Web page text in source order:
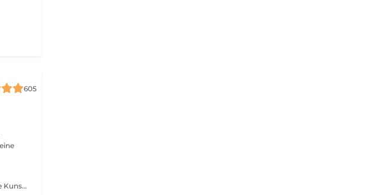
605
1x1 Technik Bei der sogenannten 1:1 Technik werden einzelne Kunstwimpern an einzelne Naturwimpern appliziert. Diese Technik ist besonders für Wimperneinsteiger gut geeignet und bei Wunsch auch jederzeit auf die Volumentechnik erweiterbar.